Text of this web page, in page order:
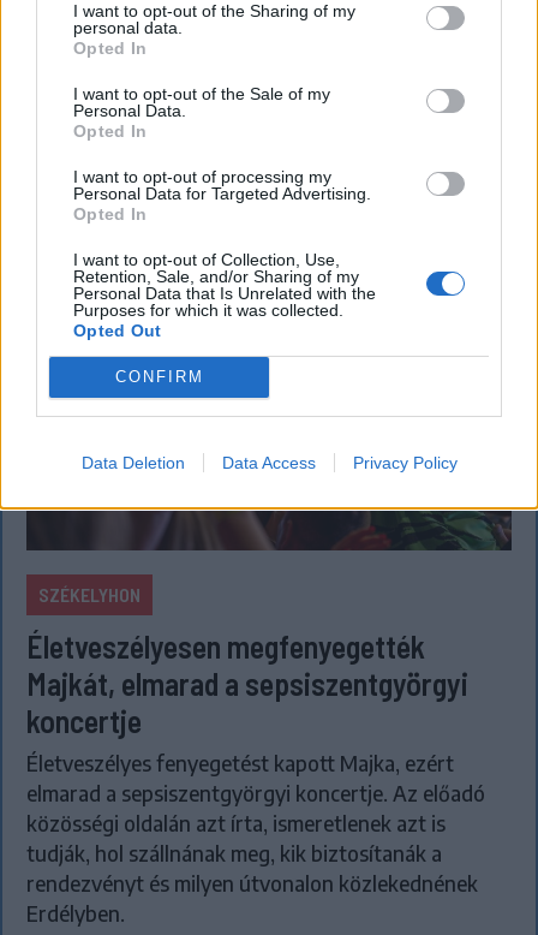
I want to opt-out of the Sharing of my
personal data.
Opted In
I want to opt-out of the Sale of my
Personal Data.
Opted In
I want to opt-out of processing my
Personal Data for Targeted Advertising.
Opted In
I want to opt-out of Collection, Use,
Retention, Sale, and/or Sharing of my
Personal Data that Is Unrelated with the
Purposes for which it was collected.
Opted Out
CONFIRM
Data Deletion Data Access Privacy Policy
Újabb tapasztalt labdarúgóval erősítette meg
keretét a Sepsi OSK. A háromszéki klub a 34 éves
Lindsay Rose-t szerződtette, aki korábban többek
között az Olympique Lyon és a Legia Warszawa
színeiben is futballozott.
SZÉKELYHON
Életveszélyesen megfenyegették
Majkát, elmarad a sepsiszentgyörgyi
koncertje
Életveszélyes fenyegetést kapott Majka, ezért
elmarad a sepsiszentgyörgyi koncertje. Az előadó
közösségi oldalán azt írta, ismeretlenek azt is
tudják, hol szállnának meg, kik biztosítanák a
rendezvényt és milyen útvonalon közlekednének
Erdélyben.